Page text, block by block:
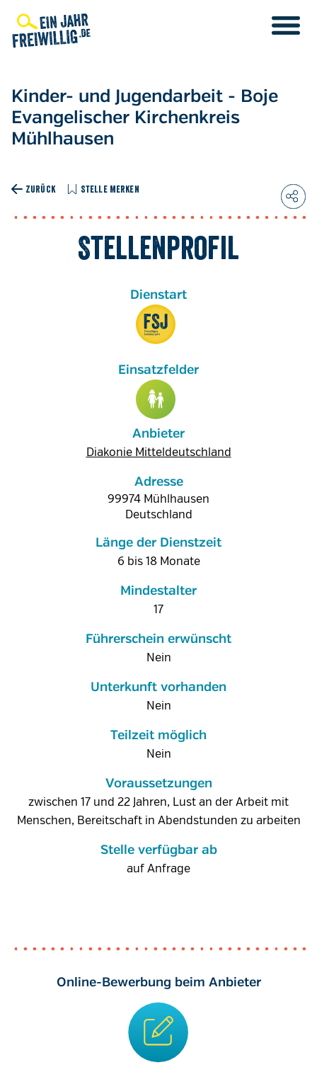
zum
Inhalt
Kinder- und Jugendarbeit - Boje
Evangelischer Kirchenkreis
Mühlhausen
ZURÜCK STELLE MERKEN
Stellenprofil
Anbieter
Diakonie Mitteldeutschland
Adresse
99974 Mühlhausen
Deutschland
Länge der Dienstzeit
6 bis 18 Monate
Mindestalter
17
Führerschein erwünscht
Nein
Unterkunft vorhanden
Nein
Teilzeit möglich
Nein
Voraussetzungen
zwischen 17 und 22 Jahren, Lust an der Arbeit mit
Menschen, Bereitschaft in Abendstunden zu arbeiten
Stelle verfügbar ab
auf Anfrage
Online-Bewerbung beim Anbieter